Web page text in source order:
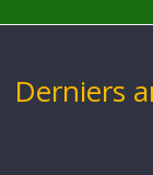
Derniers